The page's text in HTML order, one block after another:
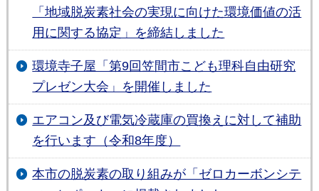
「地域脱炭素社会の実現に向けた環境価値の活
用に関する協定」を締結しました
環境寺子屋「第9回笠間市こども理科自由研究
プレゼン大会」を開催しました
エアコン及び電気冷蔵庫の買換えに対して補助
を行います（令和8年度）
本市の脱炭素の取り組みが「ゼロカーボンシテ